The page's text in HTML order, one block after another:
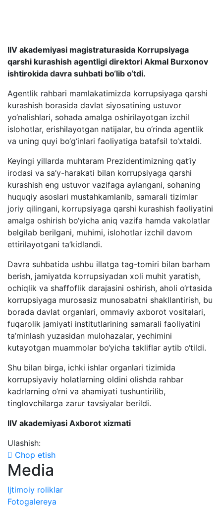
IIV akademiyasi magistraturasida Korrupsiyaga
qarshi kurashish agentligi direktori Akmal Burxonov
ishtirokida davra suhbati bo‘lib o‘tdi.
Agentlik rahbari mamlakatimizda korrupsiyaga qarshi
kurashish borasida davlat siyosatining ustuvor
yo‘nalishlari, sohada amalga oshirilayotgan izchil
islohotlar, erishilayotgan natijalar, bu o‘rinda agentlik
va uning quyi bo‘g‘inlari faoliyatiga batafsil to‘xtaldi.
Keyingi yillarda muhtaram Prezidentimizning qat’iy
irodasi va sa’y-harakati bilan korrupsiyaga qarshi
kurashish eng ustuvor vazifaga aylangani, sohaning
huquqiy asoslari mustahkamlanib, samarali tizimlar
joriy qilingani, korrupsiyaga qarshi kurashish faoliyatini
amalga oshirish bo‘yicha aniq vazifa hamda vakolatlar
belgilab berilgani, muhimi, islohotlar izchil davom
ettirilayotgani ta’kidlandi.
Davra suhbatida ushbu illatga tag-tomiri bilan barham
berish, jamiyatda korrupsiyadan xoli muhit yaratish,
ochiqlik va shaffoflik darajasini oshirish, aholi o‘rtasida
korrupsiyaga murosasiz munosabatni shakllantirish, bu
borada davlat organlari, ommaviy axborot vositalari,
fuqarolik jamiyati institutlarining samarali faoliyatini
ta’minlash yuzasidan mulohazalar, yechimini
kutayotgan muammolar bo‘yicha takliflar aytib o‘tildi.
Shu bilan birga, ichki ishlar organlari tizimida
korrupsiyaviy holatlarning oldini olishda rahbar
kadrlarning o‘rni va ahamiyati tushuntirilib,
tinglovchilarga zarur tavsiyalar berildi.
IIV akademiyasi Axborot xizmati
Ulashish:
Chop etish
Media
Ijtimoiy roliklar
Fotogalereya